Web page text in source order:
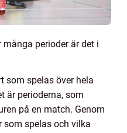
många perioder är det i
som spelas över hela
är perioderna, som
på en match. Genom
som spelas och vilka